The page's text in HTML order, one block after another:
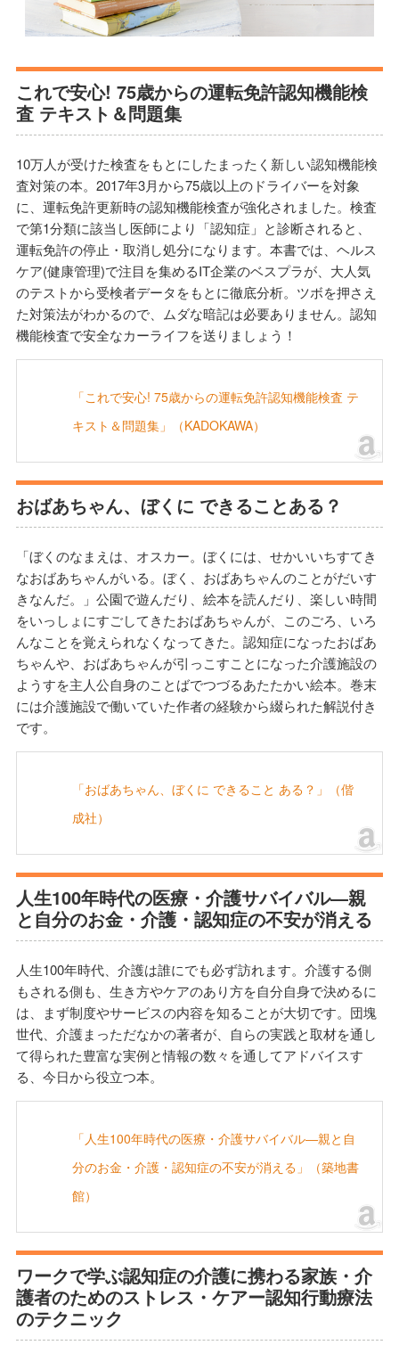
これで安心! 75歳からの運転免許認知機能検
査 テキスト＆問題集
10万人が受けた検査をもとにしたまったく新しい認知機能検
査対策の本。2017年3月から75歳以上のドライバーを対象
に、運転免許更新時の認知機能検査が強化されました。検査
で第1分類に該当し医師により「認知症」と診断されると、
運転免許の停止・取消し処分になります。本書では、ヘルス
ケア(健康管理)で注目を集めるIT企業のベスプラが、大人気
のテストから受検者データをもとに徹底分析。ツボを押さえ
た対策法がわかるので、ムダな暗記は必要ありません。認知
機能検査で安全なカーライフを送りましょう！
「これで安心! 75歳からの運転免許認知機能検査 テ
キスト＆問題集」（KADOKAWA）
おばあちゃん、ぼくに できることある？
「ぼくのなまえは、オスカー。ぼくには、せかいいちすてき
なおばあちゃんがいる。ぼく、おばあちゃんのことがだいす
きなんだ。」公園で遊んだり、絵本を読んだり、楽しい時間
をいっしょにすごしてきたおばあちゃんが、このごろ、いろ
んなことを覚えられなくなってきた。認知症になったおばあ
ちゃんや、おばあちゃんが引っこすことになった介護施設の
ようすを主人公自身のことばでつづるあたたかい絵本。巻末
には介護施設で働いていた作者の経験から綴られた解説付き
です。
「おばあちゃん、ぼくに できること ある？」（偕
成社）
人生100年時代の医療・介護サバイバル―親
と自分のお金・介護・認知症の不安が消える
人生100年時代、介護は誰にでも必ず訪れます。介護する側
もされる側も、生き方やケアのあり方を自分自身で決めるに
は、まず制度やサービスの内容を知ることが大切です。団塊
世代、介護まっただなかの著者が、自らの実践と取材を通し
て得られた豊富な実例と情報の数々を通してアドバイスす
る、今日から役立つ本。
「人生100年時代の医療・介護サバイバル―親と自
分のお金・介護・認知症の不安が消える」（築地書
館）
ワークで学ぶ認知症の介護に携わる家族・介
護者のためのストレス・ケアー認知行動療法
のテクニック